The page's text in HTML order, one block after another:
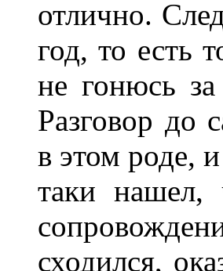
отлично.
год, то есть
не гонюсь
Разговор до
в этом роде,
таки нашел,
сходился,